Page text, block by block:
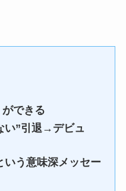
できる
い”引退→デビュ
いう意味深メッセー